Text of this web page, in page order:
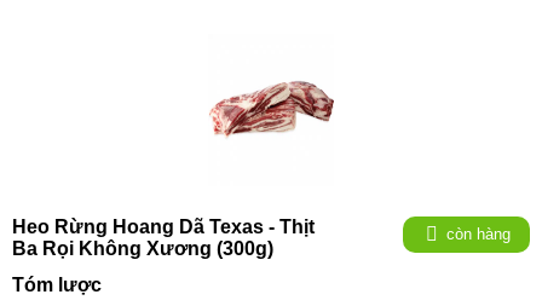
Heo Rừng Hoang Dã Texas - Thịt
Ba Rọi Không Xương (300g)
còn hàng
Tóm lược